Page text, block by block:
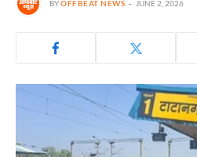
BYOFFBEAT NEWS JUNE 2, 2026